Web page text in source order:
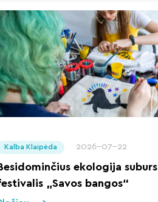
Kalba Klaipėda 2026-07-22
ekologija suburs
„Savos bangos“